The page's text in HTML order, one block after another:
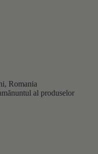
Romania
al produselor